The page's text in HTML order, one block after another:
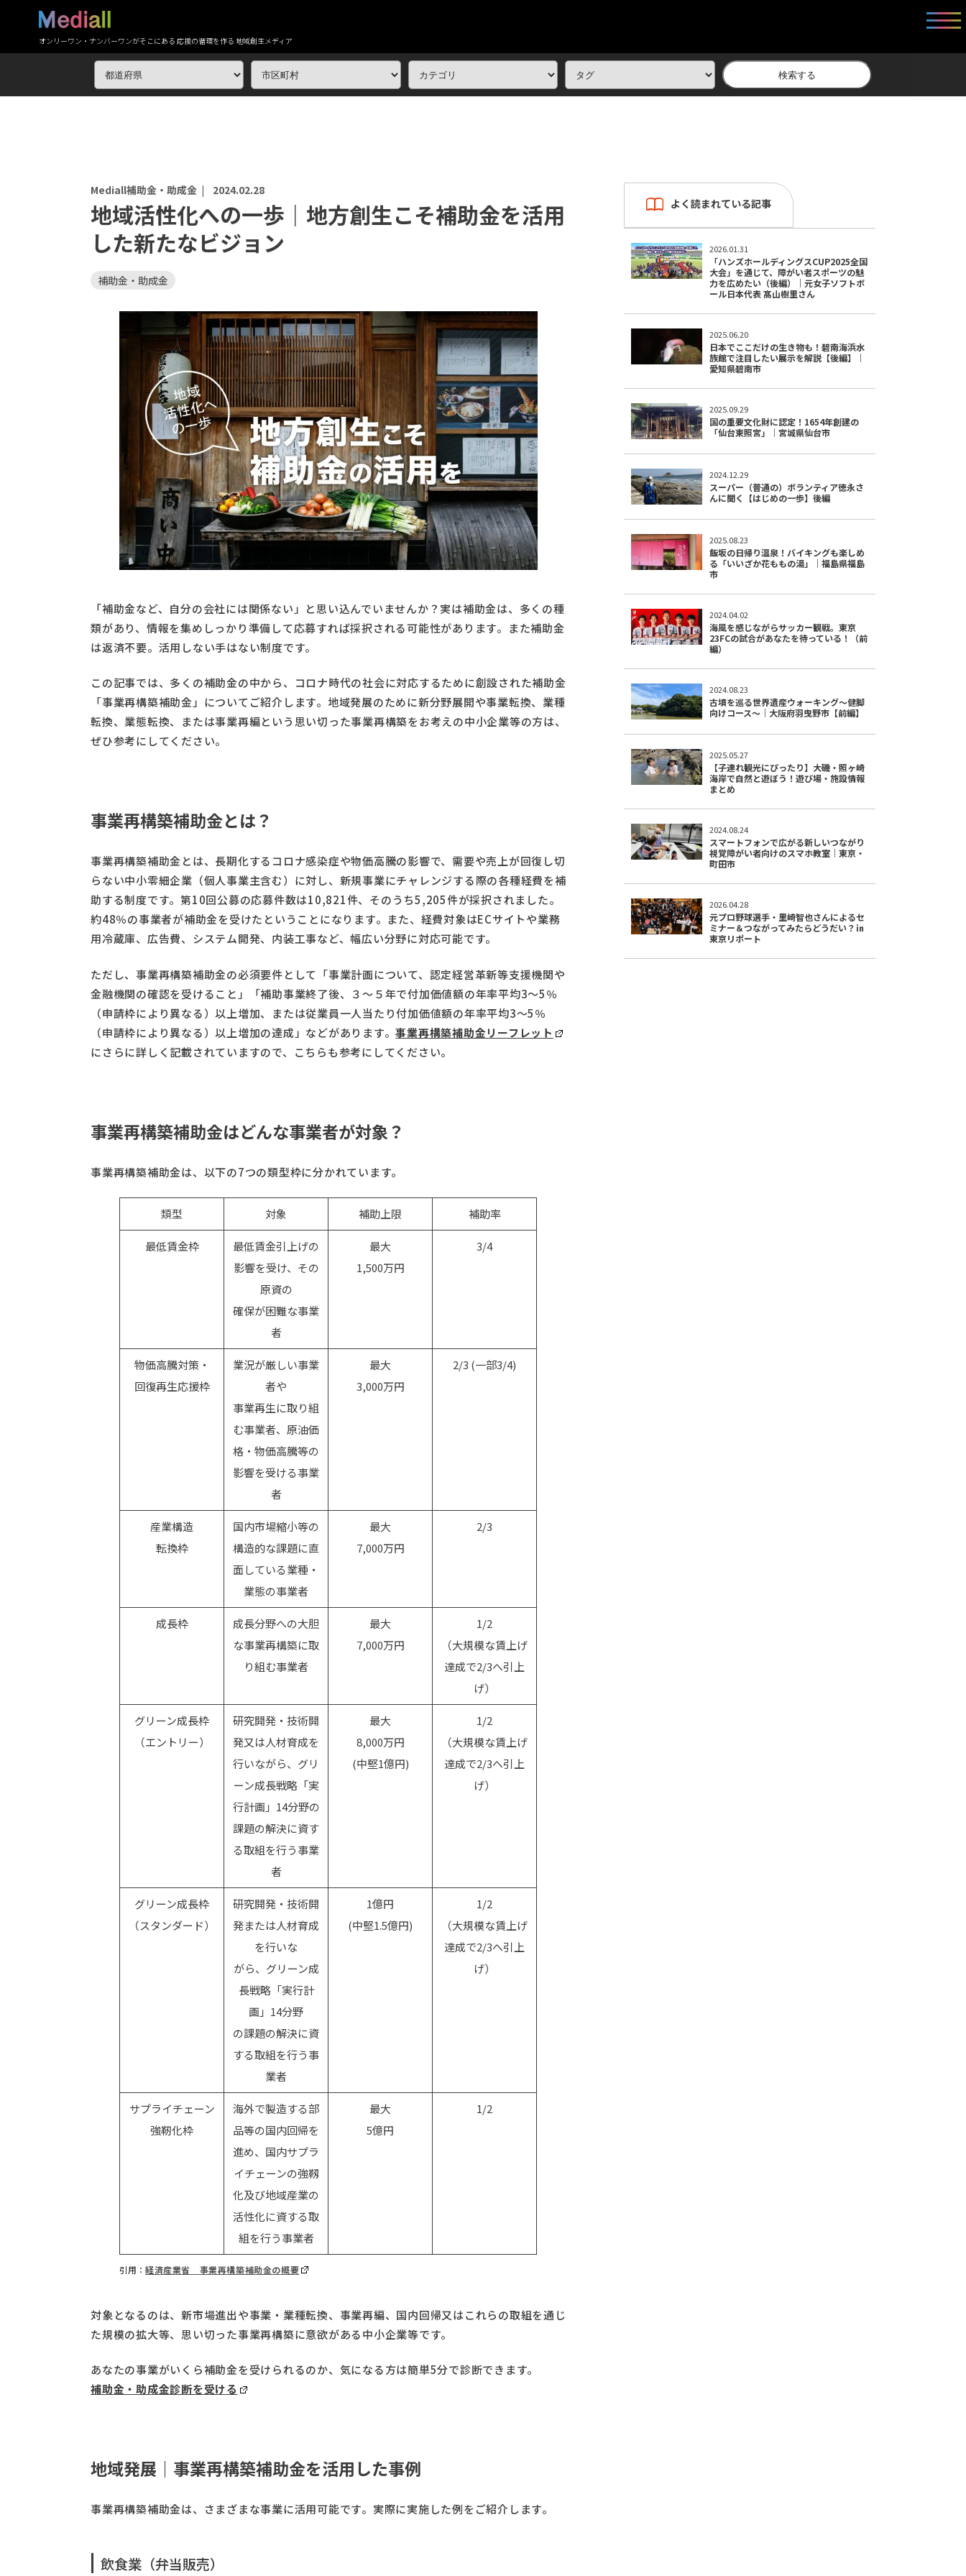
オンリーワン・ナンバーワンがそこにある 応援の循環を作る 地域創生メディア
検索する
Mediall補助金・助成金 | 2024.02.28
地域活性化への一歩｜地方創生こそ補助金を活用
した新たなビジョン
補助金・助成金
「補助金など、自分の会社には関係ない」と思い込んでいませんか？実は補助金は、多くの種
類があり、情報を集めしっかり準備して応募すれば採択される可能性があります。また補助金
は返済不要。活用しない手はない制度です。
この記事では、多くの補助金の中から、コロナ時代の社会に対応するために創設された補助金
「事業再構築補助金」についてご紹介します。地域発展のために新分野展開や事業転換、業種
転換、業態転換、または事業再編という思い切った事業再構築をお考えの中小企業等の方は、
ぜひ参考にしてください。
事業再構築補助金とは？
事業再構築補助金とは、長期化するコロナ感染症や物価高騰の影響で、需要や売上が回復し切
らない中小零細企業（個人事業主含む）に対し、新規事業にチャレンジする際の各種経費を補
助する制度です。第10回公募の応募件数は10,821件、そのうち5,205件が採択されました。
約48％の事業者が補助金を受けたということになります。また、経費対象はECサイトや業務
用冷蔵庫、広告費、システム開発、内装工事など、幅広い分野に対応可能です。
ただし、事業再構築補助金の必須要件として「事業計画について、認定経営革新等支援機関や
金融機関の確認を受けること」「補助事業終了後、３～５年で付加価値額の年率平均3～5％
（申請枠により異なる）以上増加、または従業員一人当たり付加価値額の年率平均3～5％
（申請枠により異なる）以上増加の達成」などがあります。事業再構築補助金リーフレット
にさらに詳しく記載されていますので、こちらも参考にしてください。
事業再構築補助金はどんな事業者が対象？
事業再構築補助金は、以下の7つの類型枠に分かれています。
類型 対象 補助上限 補助率
最低賃金枠
最低賃金引上げの
影響を受け、その
原資の
確保が困難な事業
者
最大
1,500万円
3/4
物価高騰対策・
回復再生応援枠
業況が厳しい事業
者や
事業再生に取り組
む事業者、原油価
格・物価高騰等の
影響を受ける事業
者
最大
3,000万円
2/3 (一部3/4)
産業構造
転換枠
国内市場縮小等の
構造的な課題に直
面している業種・
業態の事業者
最大
7,000万円
2/3
成長枠
成長分野への大胆
な事業再構築に取
り組む事業者
最大
7,000万円
1/2
（大規模な賃上げ
達成で2/3へ引上
げ）
グリーン成長枠
（エントリー）
研究開発・技術開
発又は人材育成を
行いながら、グリ
ーン成長戦略「実
行計画」14分野の
課題の解決に資す
る取組を行う事業
者
最大
8,000万円
(中堅1億円)
1/2
（大規模な賃上げ
達成で2/3へ引上
げ）
グリーン成長枠
（スタンダード）
研究開発・技術開
発または人材育成
を行いな
がら、グリーン成
長戦略「実行計
画」14分野
の課題の解決に資
する取組を行う事
業者
1億円
(中堅1.5億円)
1/2
（大規模な賃上げ
達成で2/3へ引上
げ）
サプライチェーン
強靭化枠
海外で製造する部
品等の国内回帰を
進め、国内サプラ
イチェーンの強靱
化及び地域産業の
活性化に資する取
組を行う事業者
最大
5億円
1/2
引用： 経済産業省 事業再構築補助金の概要
対象となるのは、新市場進出や事業・業種転換、事業再編、国内回帰又はこれらの取組を通じ
た規模の拡大等、思い切った事業再構築に意欲がある中小企業等です。
あなたの事業がいくら補助金を受けられるのか、気になる方は簡単5分で診断できます。
補助金・助成金診断を受ける
地域発展｜事業再構築補助金を活用した事例
事業再構築補助金は、さまざまな事業に活用可能です。実際に実施した例をご紹介します。
飲食業（弁当販売）
よく読まれている記事
2026.01.31
「ハンズホールディングスCUP2025全国
大会」を通じて、障がい者スポーツの魅
力を広めたい（後編）｜元女子ソフトボ
ール日本代表 髙山樹里さん
2025.06.20
日本でここだけの生き物も！碧南海浜水
族館で注目したい展示を解説【後編】｜
愛知県碧南市
2025.09.29
国の重要文化財に認定！1654年創建の
「仙台東照宮」｜宮城県仙台市
2024.12.29
スーパー（普通の）ボランティア徳永さ
んに聞く【はじめの一歩】後編
2025.08.23
飯坂の日帰り温泉！バイキングも楽しめ
る「いいざか花ももの湯」｜福島県福島
市
2024.04.02
海風を感じながらサッカー観戦。東京
23FCの試合があなたを待っている！（前
編）
2024.08.23
古墳を巡る世界遺産ウォーキング～健脚
向けコース～｜大阪府羽曳野市【前編】
2025.05.27
【子連れ観光にぴったり】大磯・照ヶ崎
海岸で自然と遊ぼう！遊び場・施設情報
まとめ
2024.08.24
スマートフォンで広がる新しいつながり
視覚障がい者向けのスマホ教室｜東京・
町田市
2026.04.28
元プロ野球選手・里崎智也さんによるセ
ミナー＆つながってみたらどうだい？㏌
東京リポート